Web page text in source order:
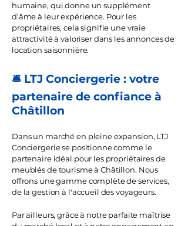
humaine, qui donne un supplément
d’âme à leur expérience. Pour les
propriétaires, cela signifie une vraie
attractivité à valoriser dans les annonces de
location saisonnière.
🛎️ LTJ Conciergerie : votre
partenaire de confiance à
Châtillon
Dans un marché en pleine expansion, LTJ
Conciergerie se positionne comme le
partenaire idéal pour les propriétaires de
meublés de tourisme à Châtillon. Nous
offrons une gamme complète de services,
de la gestion à l'accueil des voyageurs.
Par ailleurs, grâce à notre parfaite maîtrise